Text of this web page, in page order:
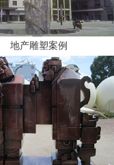
地产雕塑案例